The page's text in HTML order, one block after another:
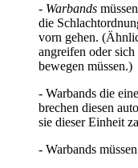
- Warbands
die
vorn gehen.
angreifen oder
bewegen müssen.)
- Warbands die
brechen diesen
sie dieser Einheit
- Warbands